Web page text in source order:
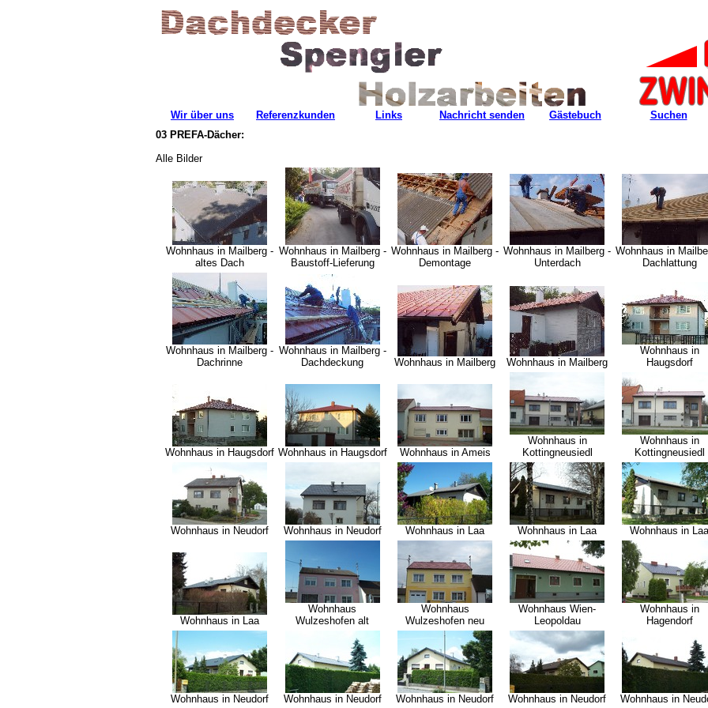
03 PREFA-Dächer:
Alle Bilder
Wohnhaus in Mailberg -
altes Dach
Wohnhaus in Mailberg -
Baustoff-Lieferung
Wohnhaus in Mailberg -
Demontage
Wohnhaus in Mailberg -
Unterdach
Wohnhaus in
Dachlattung
Wohnhaus in Mailberg -
Dachrinne
Wohnhaus in Mailberg -
Dachdeckung
Wohnhaus in Mailberg Wohnhaus in Mailberg
Wohnhaus in
Haugsdorf
Wohnhaus in Haugsdorf Wohnhaus in Haugsdorf Wohnhaus in Ameis
Wohnhaus in
Kottingneusiedl
Wohnhaus in
Kottingneusiedl
Wohnhaus in Neudorf Wohnhaus in Neudorf Wohnhaus in Laa Wohnhaus in Laa Wohnhaus in Laa
Wohnhaus in Laa
Wohnhaus
Wulzeshofen alt
Wohnhaus
Wulzeshofen neu
Wohnhaus Wien-
Leopoldau
Wohnhaus in
Hagendorf
Wohnhaus in Neudorf Wohnhaus in Neudorf Wohnhaus in Neudorf Wohnhaus in Neudorf Wohnhaus in
Wir über uns Referenzkunden Links Nachricht senden Gästebuch Suchen